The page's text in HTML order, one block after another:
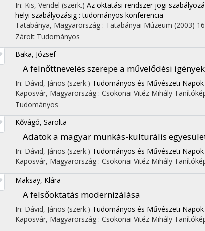
In: Kis, Vendel (szerk.) Az oktatási rendszer jogi
helyi szabályozásig : tudományos konferencia
Tatabánya, Magyarország : Tatabányai Múzeum (2003)
Zárolt Tudományos
Baka, József
A felnőttnevelés szerepe a művelődési
In: Dávid, János (szerk.) Tudományos és Művészeti
Kaposvár, Magyarország : Csokonai Vitéz Mihály
Tudományos
Kővágó, Sarolta
Adatok a magyar munkás-kulturális
In: Dávid, János (szerk.) Tudományos és Művészeti
Kaposvár, Magyarország : Csokonai Vitéz Mihály
Maksay, Klára
A felsőoktatás modernizálása
In: Dávid, János (szerk.) Tudományos és Művészeti
Kaposvár, Magyarország : Csokonai Vitéz Mihály